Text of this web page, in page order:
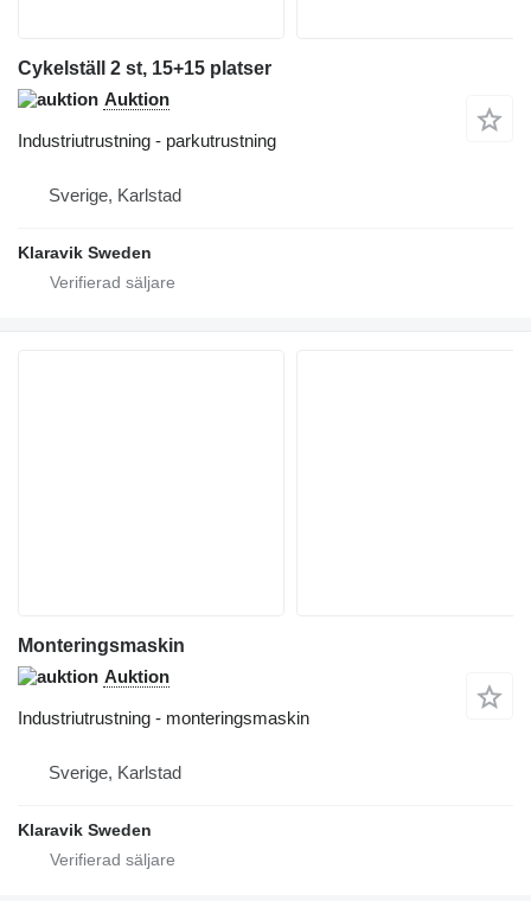
Cykelställ 2 st, 15+15 platser
Auktion
Industriutrustning - parkutrustning
Sverige, Karlstad
Klaravik Sweden
Monteringsmaskin
Auktion
Industriutrustning - monteringsmaskin
Sverige, Karlstad
Klaravik Sweden